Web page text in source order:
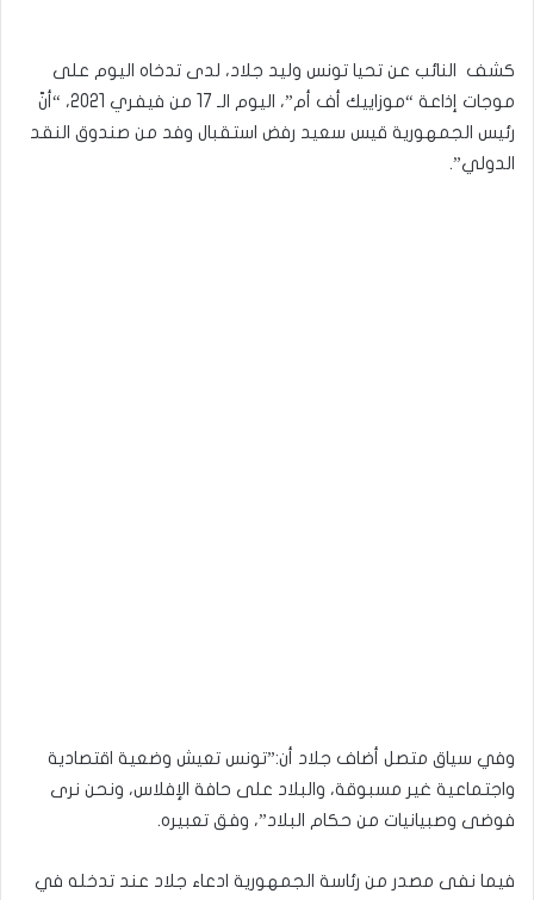
كشف النائب عن تحيا تونس وليد جلاد، لدى تدخاه اليوم على
موجات إذاعة “موزاييك أف أم”، اليوم الـ 17 من فيفري 2021، “أنّ
رئيس الجمهورية قيس سعيد رفض استقبال وفد من صندوق النقد
الدولي”.
وفي سياق متصل أضاف جلاد أن:”تونس تعيش وضعية اقتصادية
واجتماعية غير مسبوقة، والبلاد على حافة الإفلاس، ونحن نرى
فوضى وصبيانيات من حكام البلاد”، وفق تعبيره.
فيما نفى مصدر من رئاسة الجمهورية ادعاء جلاد عند تدخله في